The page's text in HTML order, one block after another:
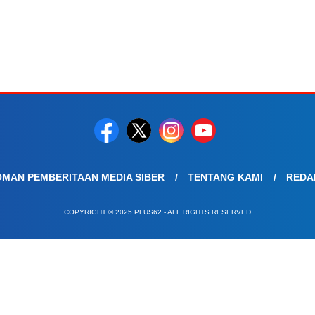
PEMBERITAAN MEDIA SIBER TENTANG KAMI
COPYRIGHT © 2025 PLUS62 - ALL RIGHTS RESERVED